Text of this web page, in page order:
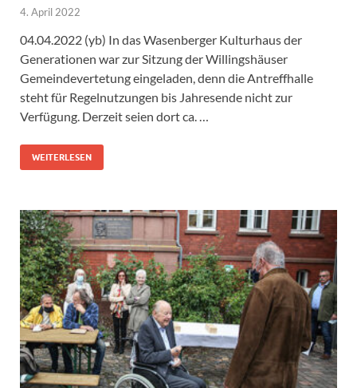
4. April 2022
04.04.2022 (yb) In das Wasenberger Kulturhaus der
Generationen war zur Sitzung der Willingshäuser
Gemeindevertetung eingeladen, denn die Antreffhalle
steht für Regelnutzungen bis Jahresende nicht zur
Verfügung. Derzeit seien dort ca. …
WEITERLESEN